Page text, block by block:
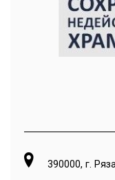
390000, г.